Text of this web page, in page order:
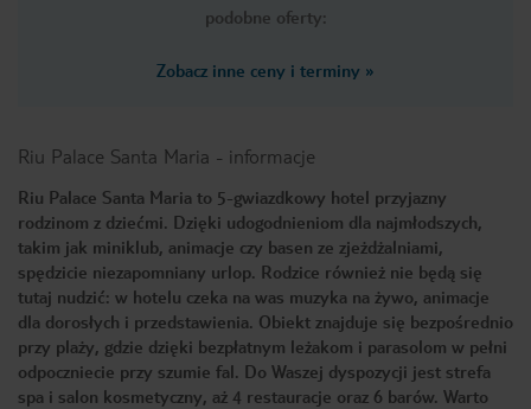
podobne oferty:
Zobacz inne ceny i terminy »
Riu Palace Santa Maria - informacje
Riu Palace Santa Maria to 5-gwiazdkowy hotel przyjazny
rodzinom z dziećmi. Dzięki udogodnieniom dla najmłodszych,
takim jak miniklub, animacje czy basen ze zjeżdżalniami,
spędzicie niezapomniany urlop. Rodzice również nie będą się
tutaj nudzić: w hotelu czeka na was muzyka na żywo, animacje
dla dorosłych i przedstawienia. Obiekt znajduje się bezpośrednio
przy plaży, gdzie dzięki bezpłatnym leżakom i parasolom w pełni
odpoczniecie przy szumie fal. Do Waszej dyspozycji jest strefa
spa i salon kosmetyczny, aż 4 restauracje oraz 6 barów. Warto